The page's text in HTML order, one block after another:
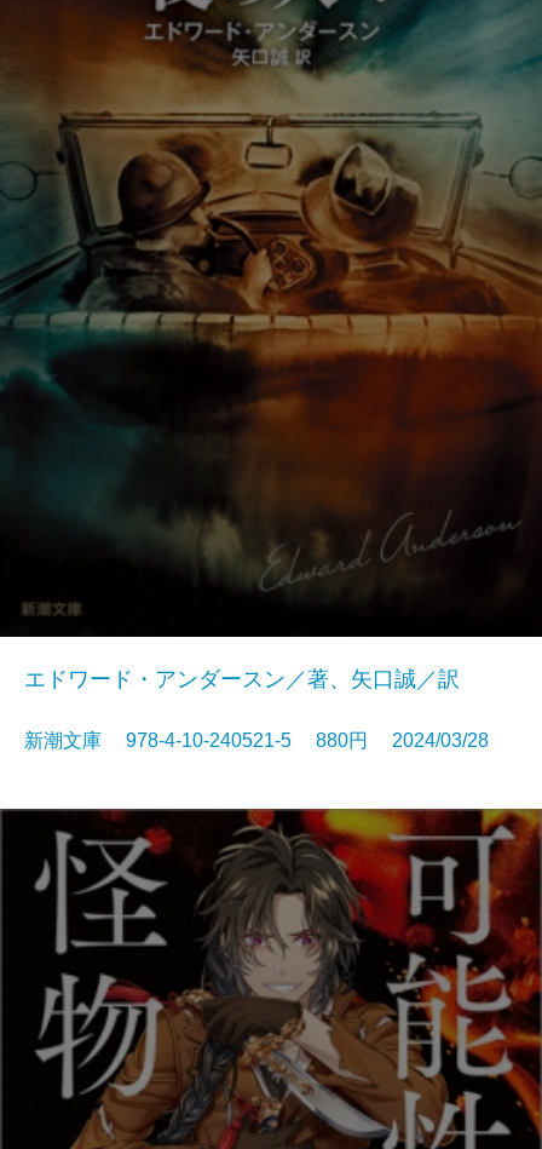
エドワード・アンダースン／著、矢口誠／訳
新潮文庫 978-4-10-240521-5 880円 2024/03/28